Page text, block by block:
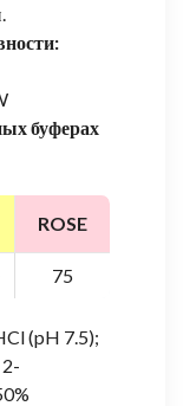
буферах
ROSE
75
(pH 7.5);